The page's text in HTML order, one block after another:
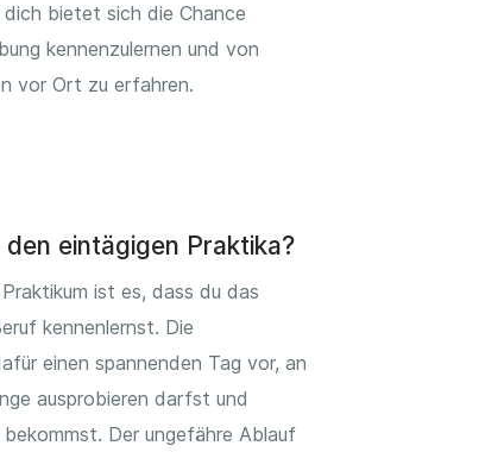
dich bietet sich die Chance
kennenzulernen und von
vor Ort zu erfahren.
eintägigen Praktika?
ist es, dass du das
kennenlernst. Die
einen spannenden Tag vor, an
ausprobieren darfst und
Der ungefähre Ablauf